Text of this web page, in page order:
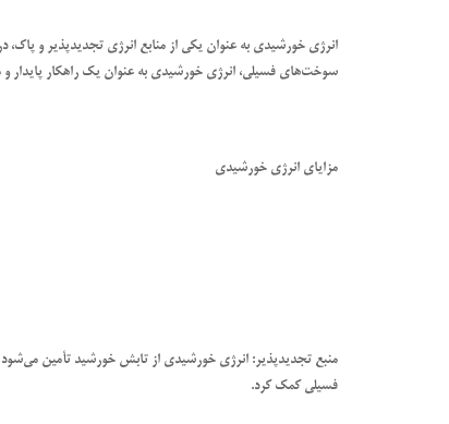
انرژی خورشیدی به عنوان یکی از منابع انرژی تجدیدپذیر و پاک،
سوخت‌های فسیلی، انرژی خورشیدی به عنوان یک راهکار پایدار
مزایای انرژی خورشیدی
منبع تجدیدپذیر: انرژی خورشیدی از تابش خورشید تأمین
فسیلی کمک کرد.